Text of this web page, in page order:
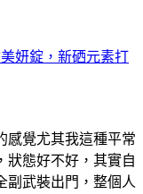
妍錠，新硒元素打
感覺尤其我這種平常
狀態好不好，其實自
副武裝出門，整個人